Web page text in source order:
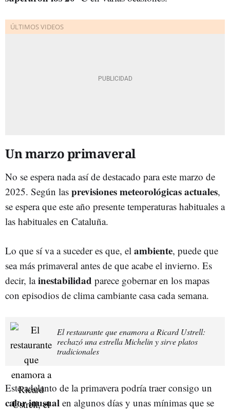
Un marzo primaveral
No se espera nada así de destacado para este marzo de
2025. Según las previsiones meteorológicas actuales,
se espera que este año presente temperaturas habituales a
las habituales en Cataluña.
Lo que sí va a suceder es que, el ambiente, puede que
sea más primaveral antes de que acabe el invierno. Es
decir, lainestabilidad parece gobernar en los mapas
con episodios de clima cambiante casa cada semana.
El restaurante que enamora a Ricard Ustrell:
rechazó una estrella Michelin y sirve platos
tradicionales
Este adelanto de la primavera podría traer consigo un
calor inusual en algunos días y unas mínimas que se